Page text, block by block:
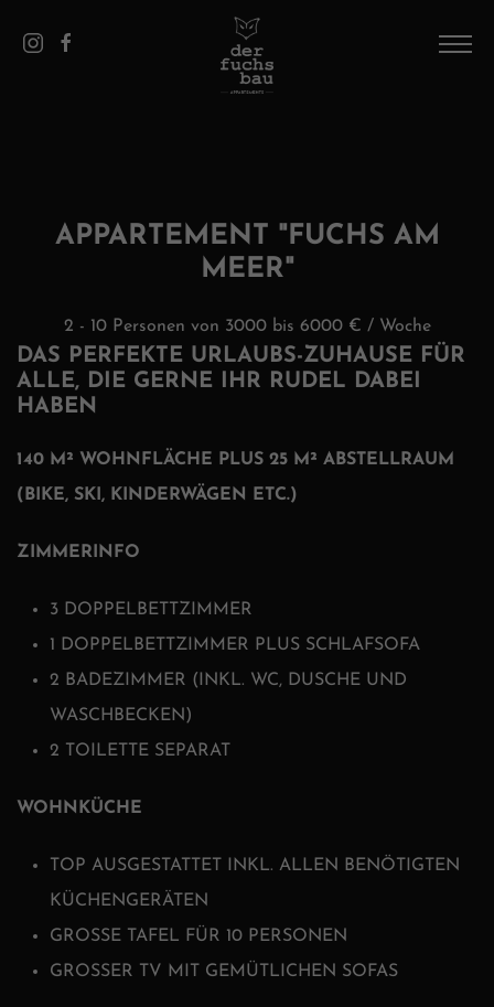
APPARTEMENT "FUCHS AM
MEER"
2 - 10 Personen von 3000 bis 6000 € / Woche
DAS PERFEKTE URLAUBS-ZUHAUSE FÜR
ALLE, DIE GERNE IHR RUDEL DABEI
HABEN
140 M² WOHNFLÄCHE PLUS 25 M² ABSTELLRAUM
(BIKE, SKI, KINDERWÄGEN ETC.)
ZIMMERINFO
3 DOPPELBETTZIMMER
1 DOPPELBETTZIMMER PLUS SCHLAFSOFA
2 BADEZIMMER (INKL. WC, DUSCHE UND
WASCHBECKEN)
2 TOILETTE SEPARAT
WOHNKÜCHE
TOP AUSGESTATTET INKL. ALLEN BENÖTIGTEN
KÜCHENGERÄTEN
GROSSE TAFEL FÜR 10 PERSONEN
GROSSER TV MIT GEMÜTLICHEN SOFAS
DE
PICS
SAALBACH
KONTAKT UND SERVICE